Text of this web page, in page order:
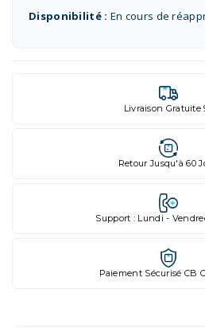
Disponibilité : En cours de
Livraison Gratuite
Retour Jusqu'à 60
Support : Lundi -
Paiement Sécurisé CB